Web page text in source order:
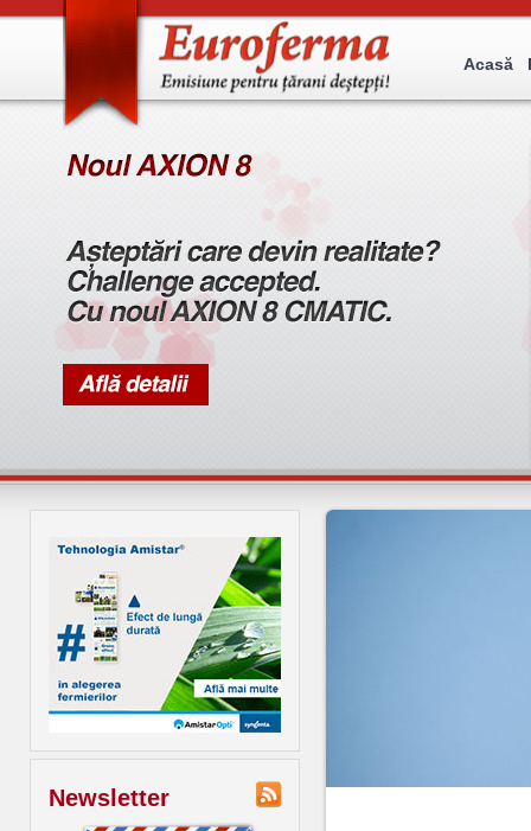
Acasă
Newsletter